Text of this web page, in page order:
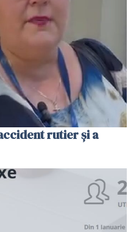
rutier și a